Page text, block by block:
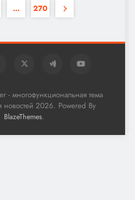
… 270
- многофункциональная тема
новостей 2026. Powered By
BlazeThemes.